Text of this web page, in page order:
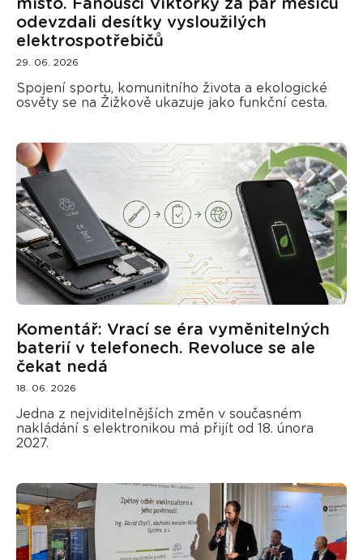
místo. Fanoušci Viktorky za pár měsíců
odevzdali desítky vysloužilých
elektrospotřebičů
29. 06. 2026
Spojení sportu, komunitního života a ekologické
osvěty se na Žižkově ukazuje jako funkční cesta.
Komentář: Vrací se éra vyměnitelných
baterií v telefonech. Revoluce se ale
čekat nedá
18. 06. 2026
Jedna z nejviditelnějších změn v současném
nakládání s elektronikou má přijít od 18. února
2027.